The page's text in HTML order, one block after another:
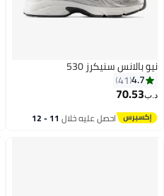
نيو بالانس سنيكرز 530
4.7
41
د.ب‏70.53
احصل عليه خلال 11 - 12